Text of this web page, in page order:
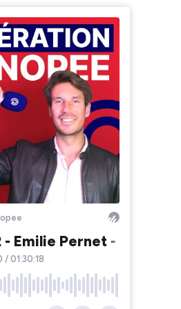
- Emilie Pernet - Soyez
/ 01:30:18